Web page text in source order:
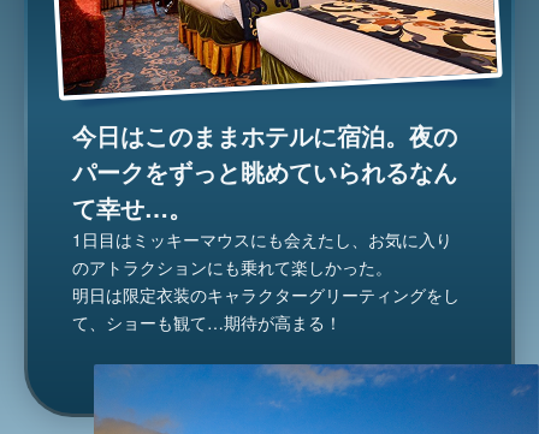
今日はこのままホテルに宿泊。夜の
パークをずっと眺めていられるなん
て幸せ…。
1日目はミッキーマウスにも会えたし、お気に入り
のアトラクションにも乗れて楽しかった。
明日は限定衣装のキャラクターグリーティングをし
て、ショーも観て…期待が高まる！